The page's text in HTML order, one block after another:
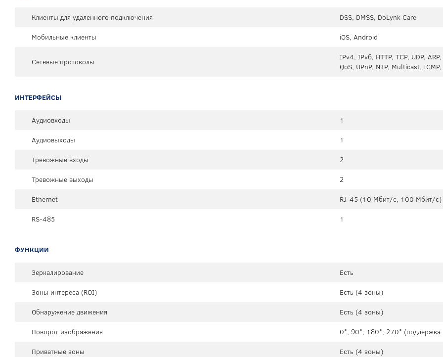
Клиенты для удаленного подключения
DSS, DMSS, DoLynk Care
Мобильные клиенты
iOS, Android
Сетевые протоколы
IPv4, IPv6, HTTP, TCP, UDP, ARP,
QoS, UPnP, NTP, Multicast,
ИНТЕРФЕЙСЫ
Аудиовходы
1
Аудиовыходы
1
Тревожные входы
2
Тревожные выходы
2
Ethernet
RJ-45 (10 Мбит/с, 100 Мбит/с)
RS-485
1
ФУНКЦИИ
Зеркалирование
Есть
Зоны интереса (ROI)
Есть (4 зоны)
Обнаружение движения
Есть (4 зоны)
Поворот изображения
0°, 90°, 180°, 270°
Приватные зоны
Есть (4 зоны)